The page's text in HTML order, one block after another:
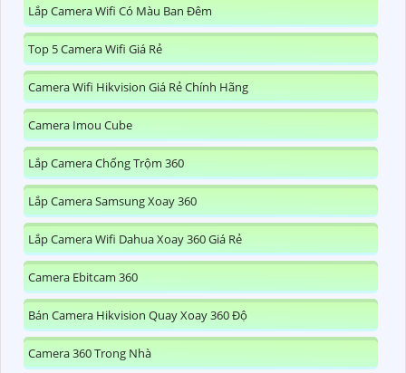
Lắp Camera Wifi Có Màu Ban Đêm
Top 5 Camera Wifi Giá Rẻ
Camera Wifi Hikvision Giá Rẻ Chính Hãng
Camera Imou Cube
Lắp Camera Chống Trộm 360
Lắp Camera Samsung Xoay 360
Lắp Camera Wifi Dahua Xoay 360 Giá Rẻ
Camera Ebitcam 360
Bán Camera Hikvision Quay Xoay 360 Độ
Camera 360 Trong Nhà